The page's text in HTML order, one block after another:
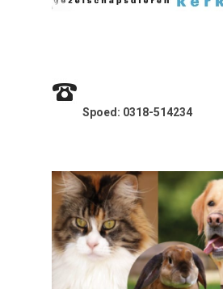
Spoed: 0318-514234